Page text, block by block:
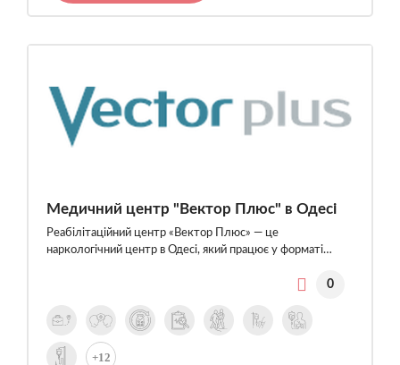
Медичний центр "Вектор Плюс" в Одесі
Реабілітаційний центр «Вектор Плюс» — це
наркологічний центр в Одесі, який працює у форматі…
0
+12